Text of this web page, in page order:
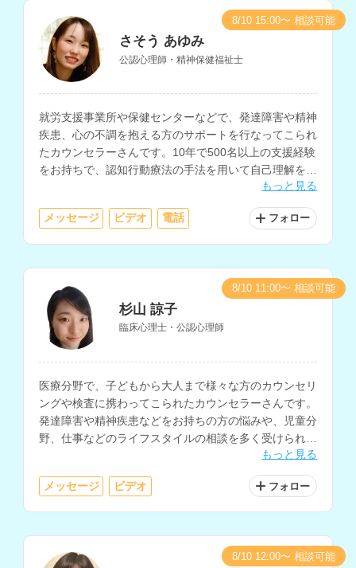
さそう あゆみ
公認心理師・精神保健福祉士
就労支援事業所や保健センターなどで、発達障害や精神
疾患、心の不調を抱える方のサポートを行なってこられ
たカウンセラーさんです。10年で500名以上の支援経験
をお持ちで、認知行動療法の手法を用いて自己理解を深
めるサポートやセルフケアに関する相談にも対応されて
もっと見る
メッセージ ビデオ 電話 フォロー
8/10 15:00〜 相談可能
杉山 諒子
臨床心理士・公認心理師
医療分野で、子どもから大人まで様々な方のカウンセリ
ングや検査に携わってこられたカウンセラーさんです。
発達障害や精神疾患などをお持ちの方の悩みや、児童分
野、仕事などのライフスタイルの相談を多く受けられて
もっと見る
メッセージ ビデオ フォロー
8/10 11:00〜 相談可能
8/10 12:00〜 相談可能